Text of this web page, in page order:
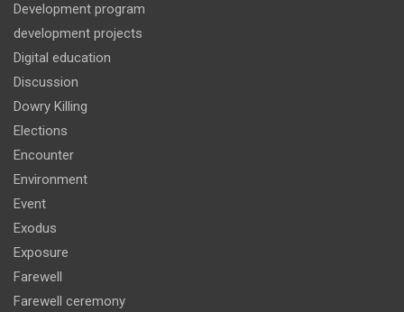
Development program
development projects
Digital education
Discussion
Dowry Killing
Elections
Encounter
Environment
Event
Exodus
Exposure
Farewell
Farewell ceremony